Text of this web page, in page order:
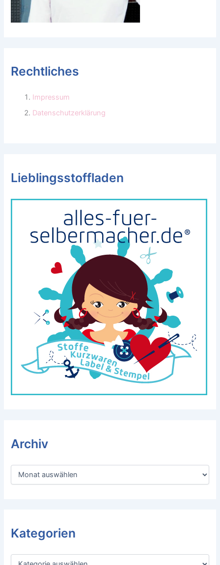
Rechtliches
Impressum
Datenschutzerklärung
Lieblingsstoffladen
Archiv
A
Kategorien
K